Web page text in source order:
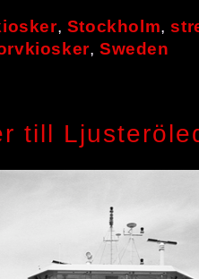
, Stockholm,
,Sweden
till